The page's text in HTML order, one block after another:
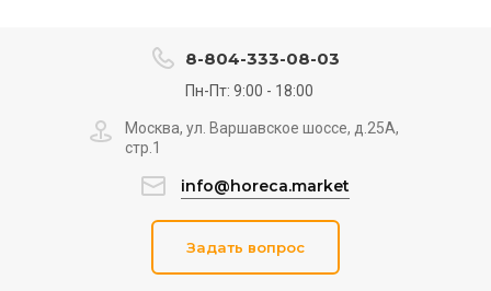
8-804-333-08-03
Пн-Пт: 9:00 - 18:00
Москва, ул. Варшавское шоссе, д.25A,
стр.1
info@horeca.market
Задать вопрос